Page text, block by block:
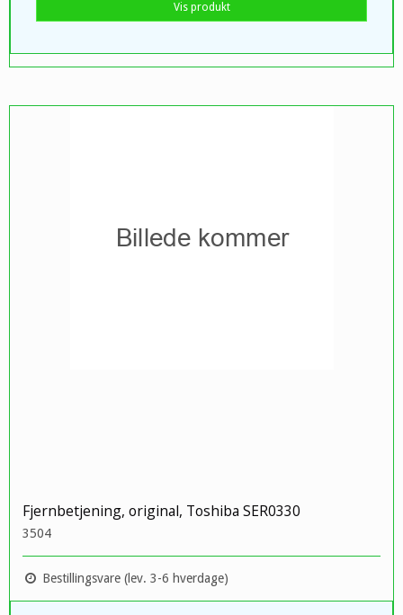
Vis produkt
Fjernbetjening, original, Toshiba SER0330
3504
Bestillingsvare (lev. 3-6 hverdage)